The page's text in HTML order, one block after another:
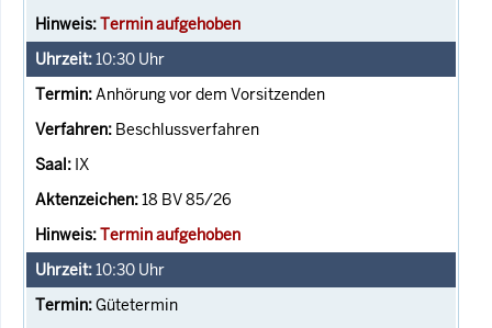
Termin aufgehoben
10:30 Uhr
Anhörung vor dem Vorsitzenden
Beschlussverfahren
IX
18 BV 85/26
Termin aufgehoben
10:30 Uhr
Gütetermin